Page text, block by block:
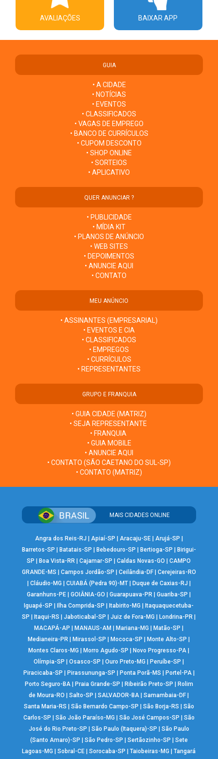
AVALIAÇÕES BAIXAR APP
GUIA
• A CIDADE
• NOTÍCIAS
• EVENTOS
• CLASSIFICADOS
• VAGAS DE EMPREGO
• BANCO DE CURRÍCULOS
• CUPOM DESCONTO
• SHOP ONLINE
• SORTEIOS
• APLICATIVO
QUER ANUNCIAR ?
• PUBLICIDADE
• MÍDIA KIT
• PLANOS DE ANÚNCIO
• WEB SITES
• DEPOIMENTOS
• ANUNCIE AQUI
• CONTATO
MEU ANÚNCIO
• ASSINANTES (EMPRESARIAL)
• EVENTOS E CIA
• CLASSIFICADOS
• EMPREGOS
• CURRÍCULOS
• REPRESENTANTES
GRUPO E FRANQUIA
• GUIA CIDADE (MATRIZ)
• SEJA REPRESENTANTE
• FRANQUIA
• GUIA MOBILE
• ANUNCIE AQUI
• CONTATO (SÃO CAETANO DO SUL-SP)
• CONTATO (MATRIZ)
MAIS CIDADES ONLINE
Angra dos Reis-RJ Apiaí-SP Aracaju-SE| Arujá-SP
Barretos-SP
Batatais-SP Bebedouro-SP Bertioga-SP
Birigui-
SP
Boa Vista-RR |Cajamar-SP |Caldas Novas-GO |CAMPO
GRANDE-MS
Campos Jordão-SP Ceilândia-DF| Cerejeiras-RO
Cláudio-MG CUIABÁ (Pedra 90)-MT| Duque de Caxias-RJ
Garanhuns-PE |GOIÂNIA-GO |Guarapuava-PR |Guariba-SP
Iguapé-SP
Ilha Comprida-SP Itabirito-MG
Itaquaquecetuba-
SP
Itaqui-RS |Jaboticabal-SP |Juiz de Fora-MG Londrina-PR
MACAPÁ-AP
MANAUS-AM Mariana-MG Matão-SP
Medianeira-PR
Mirassol-SP Mococa-SP Monte Alto-SP
Montes Claros-MG
Morro Agudo-SP Novo Progresso-PA
Olímpia-SP
|Osasco-SP |Ouro Preto-MG Peruíbe-SP
Piracicaba-SP
Pirassununga-SP Ponta Porã-MS Portel-PA|
Porto Seguro-BA| Praia Grande-SP Ribeirão Preto-SP
Rolim
de Moura-RO
|Salto-SP |SALVADOR-BA |Samambaia-DF
Santa Maria-RS
São Bernardo Campo-SP São Borja-RS
São
Carlos-SP
São João Paraíso-MG São José Campos-SP
São
José do Rio Preto-SP
São Paulo (Itaquera)-SP
São Paulo
(Santo Amaro)-SP
São Pedro-SP Sertãozinho-SP
Sete
Lagoas-MG
|Sobral-CE |Sorocaba-SP |Taiobeiras-MG |Tangará